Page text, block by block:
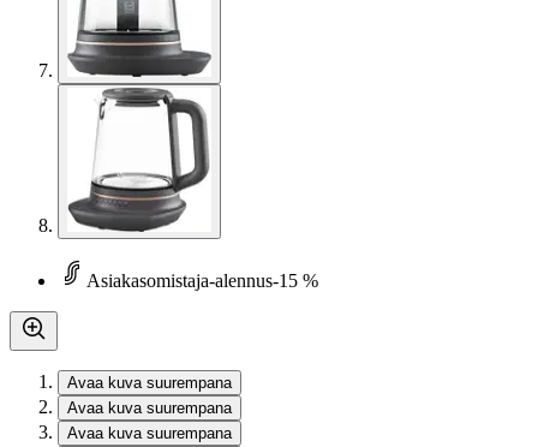
Asiakasomistaja-alennus-15 %
Avaa kuva suurempana
Avaa kuva suurempana
Avaa kuva suurempana